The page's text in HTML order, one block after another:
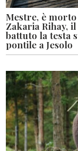
Mestre, è
Zakaria Rihay,
battuto la testa
pontile a Jesolo